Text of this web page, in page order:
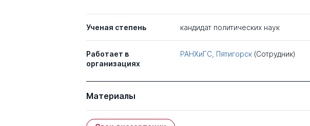
Ученая степень кандидат политических наук
Работает в
организациях
РАНХиГС, Пятигорск (Сотрудник)
Материалы